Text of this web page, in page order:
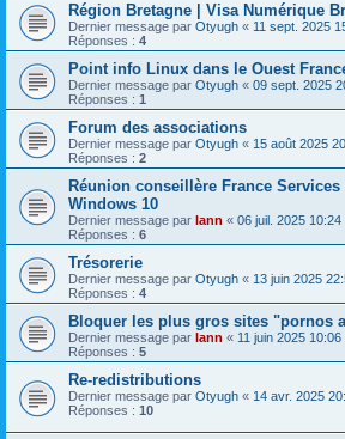
Région Bretagne | Visa Numérique
Dernier message par Otyugh « 11 sept. 2025
Réponses : 4
Point info Linux dans le Ouest
Dernier message par Otyugh « 09 sept. 2025
Réponses : 1
Forum des associations
Dernier message par Otyugh « 15 août 2025
Réponses : 2
Réunion conseillère France
Windows 10
Dernier message par lann « 06 juil. 2025 10:24
Réponses : 6
Trésorerie
Dernier message par Otyugh « 13 juin 2025
Réponses : 4
Bloquer les plus gros sites "pornos
Dernier message par lann « 11 juin 2025 10:06
Réponses : 5
Re-redistributions
Dernier message par Otyugh « 14 avr. 2025
Réponses : 10